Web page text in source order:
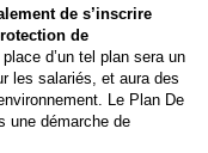
de s’inscrire
de
d’un tel plan sera un
les salariés, et aura des
Le Plan De
une démarche de